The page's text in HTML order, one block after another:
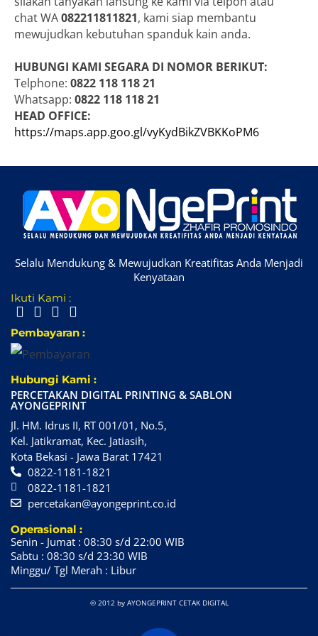
chat WA082211811821, kami siap membantu
mewujudkan kebutuhan spanduk kain anda.
HUBUNGI KAMI SEGARA DI NOMOR BERIKUT:
Telphone: 0822 118 118 21
Whatsapp: 0822 118 118 21
HEAD OFFICE:
https://maps.app.goo.gl/vyKydBikZVBKKoPM6
Selalu Mendukung & Mewujudkan Kreatifitas Anda Menjadi
Kenyataan
Ikuti Kami :
Pembayaran :
Hubungi Kami :
PERCETAKAN DIGITAL PRINTING & SABLON
AYONGEPRINT
Jl. HM. Idrus II, RT 001/01, No.5,
Kel. Jatikramat, Kec. Jatiasih,
Kota Bekasi - Jawa Barat 17421
0822-1181-1821
0822-1181-1821
percetakan@ayongeprint.co.id
Operasional :
Senin - Jumat : 08:30 s/d 22:00 WIB
Sabtu : 08:30 s/d 23:30 WIB
Minggu/ Tgl Merah : Libur
© 2012 by AYONGEPRINT CETAK DIGITAL